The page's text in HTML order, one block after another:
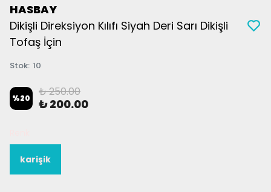
HASBAY
Dikişli Direksiyon Kılıfı Siyah Deri Sarı Dikişli
Tofaş İçin
Stok: 10
%20 ₺ 250.00
₺ 200.00
karişik